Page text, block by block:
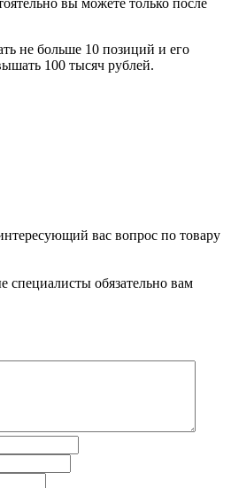
не больше 10 позиций и его
100 тысяч рублей.
вас вопрос по товару
обязательно вам